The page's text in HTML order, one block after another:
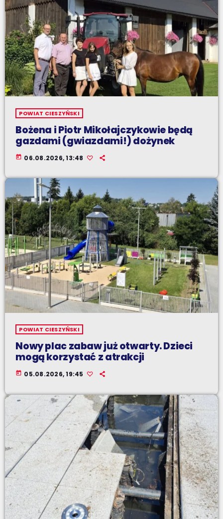
POWIAT CIESZYŃSKI
Bożena i Piotr Mikołajczykowie będą
gazdami (gwiazdami!) dożynek
today 06.08.2026, 13:48
POWIAT CIESZYŃSKI
Nowy plac zabaw już otwarty. Dzieci
mogą korzystać z atrakcji
today 05.08.2026, 19:45